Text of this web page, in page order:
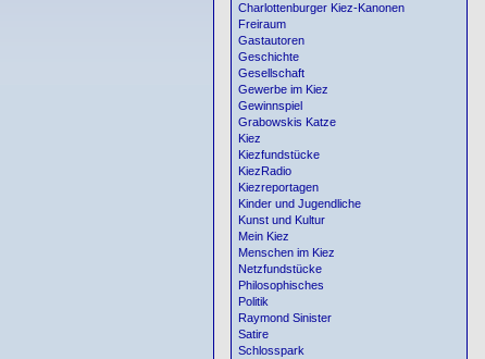
Charlottenburger Kiez-Kanonen
Freiraum
Gastautoren
Geschichte
Gesellschaft
Gewerbe im Kiez
Gewinnspiel
Grabowskis Katze
Kiez
Kiezfundstücke
KiezRadio
Kiezreportagen
Kinder und Jugendliche
Kunst und Kultur
Mein Kiez
Menschen im Kiez
Netzfundstücke
Philosophisches
Politik
Raymond Sinister
Satire
Schlosspark